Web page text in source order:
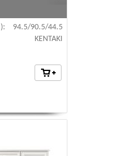
94.5/90.5/44.5
KENTAKI